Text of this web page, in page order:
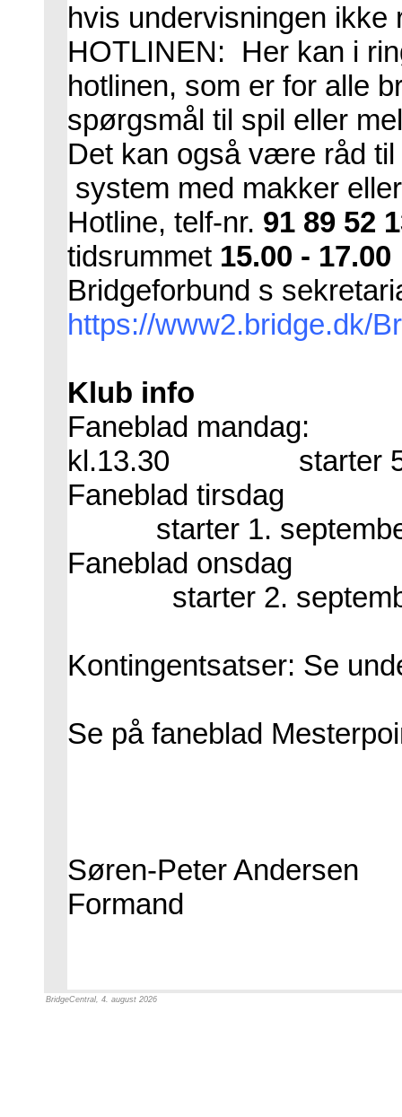
hvis undervisningen
HOTLINEN: Her kan i
hotlinen, som er for alle
spørgsmål til spil eller
Det kan også være råd
system med makker
Hotline, telf-nr. 91 89 52
tidsrummet 15.00 - 17.00
Bridgeforbund s
https://www2.bridge.dk/
Klub info
Faneblad mandag:
kl.13.30
starter
Faneblad tirsdag
starter 1.
Faneblad onsdag
starter 2.
Kontingentsatser: Se
Se på faneblad
Søren-Peter Andersen
Formand
BridgeCentral, 4. august 2026